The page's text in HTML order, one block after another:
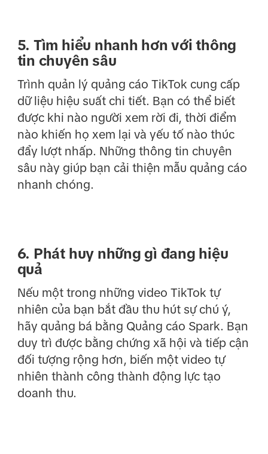
5. Tìm hiểu nhanh hơn với thông
tin chuyên sâu
Trình quản lý quảng cáo TikTok cung cấp
dữ liệu hiệu suất chi tiết. Bạn có thể biết
được khi nào người xem rời đi, thời điểm
nào khiến họ xem lại và yếu tố nào thúc
đẩy lượt nhấp. Những thông tin chuyên
sâu này giúp bạn cải thiện mẫu quảng cáo
nhanh chóng.
6. Phát huy những gì đang hiệu
quả
Nếu một trong những video TikTok tự
nhiên của bạn bắt đầu thu hút sự chú ý,
hãy quảng bá bằng Quảng cáo Spark. Bạn
duy trì được bằng chứng xã hội và tiếp cận
đối tượng rộng hơn, biến một video tự
nhiên thành công thành động lực tạo
doanh thu.